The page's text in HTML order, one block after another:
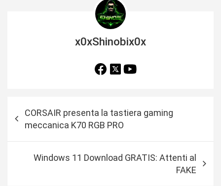
x0xShinobix0x
CORSAIR presenta la tastiera gaming
meccanica K70 RGB PRO
Windows 11 Download GRATIS: Attenti al
FAKE